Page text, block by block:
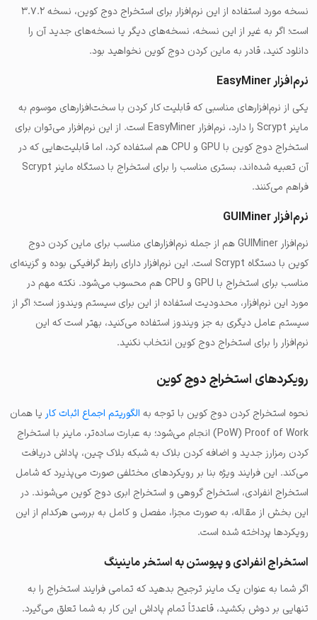
نسخه مورد استفاده از این نرم‌افزار برای استخراج دوج کوین، نسخه ۳.۷.۲
است؛ اگر به غیر از این نسخه، نسخه‌های دیگر یا نسخه‌های جدید آن را
دانلود کنید، قادر به ماین کردن دوج کوین نخواهید بود.
نرم‌افزار EasyMiner
یکی از نرم‌افزارهای مناسبی که قابلیت کار کردن با سخت‌افزارهای موسوم به
ماینر Scrypt را دارد، نرم‌افزار EasyMiner است. از این نرم‌افزار می‌توان برای
استخراج دوج کوین با GPU و CPU هم استفاده کرد، اما قابلیت‌هایی که در
آن تعبیه شده‌اند، بستری مناسب را برای استخراج با دستگاه ماینر Scrypt
فراهم می‌کنند.
نرم‌افزار GUIMiner
نرم‌افزار GUIMiner هم از جمله نرم‌افزارهای مناسب برای ماین کردن دوج
کوین با دستگاه Scrypt است. این نرم‌افزار دارای رابط گرافیکی بوده و گزینه‌ای
مناسب برای استخراج با GPU و CPU هم محسوب می‌شود. نکته مهم در
مورد این نرم‌افزار، محدودیت استفاده از این برای سیستم ویندوز است؛ اگر از
سیستم عامل دیگری به جز ویندوز استفاده می‌کنید، بهتر است که این
نرم‌افزار را برای استخراج دوج کوین انتخاب نکنید.
رویکردهای استخراج دوج کوین
نحوه استخراج کردن دوج کوین با توجه به الگوریتم اجماع اثبات کار یا همان
PoW) Proof of Work) انجام می‌شود؛ به عبارت ساده‌تر، ماینر با استخراج
کردن رمزارز جدید و اضافه کردن بلاک به شبکه بلاک چین، پاداش دریافت
می‌کند. این فرایند ویژه بنا بر رویکردهای مختلفی صورت می‌پذیرد که شامل
استخراج انفرادی، استخراج گروهی و استخراج ابری دوج کوین می‌شوند. در
این بخش از مقاله، به صورت مجزا، مفصل و کامل به بررسی هرکدام از این
رویکردها پرداخته شده است.
استخراج انفرادی و پیوستن به استخر ماینینگ
اگر شما به عنوان یک ماینر ترجیح بدهید که تمامی فرایند استخراج را به
تنهایی بر دوش بکشید، قاعدتاً تمام پاداش این کار به شما تعلق می‌گیرد.